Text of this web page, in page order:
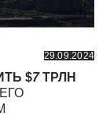
29.09.2024
$7ТРЛН